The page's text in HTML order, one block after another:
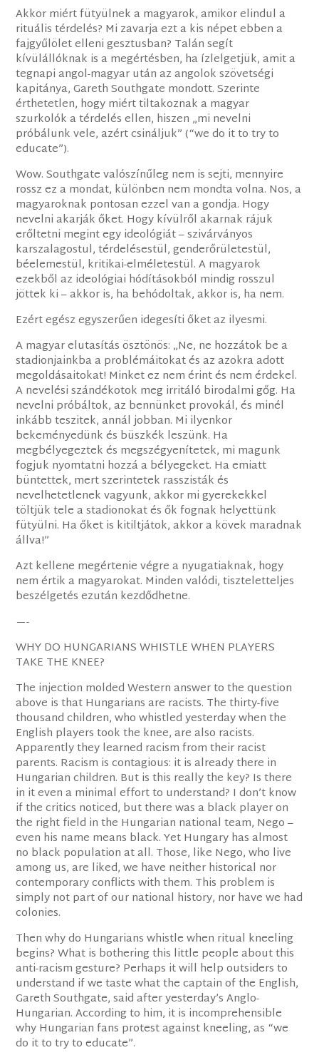
Akkor miért fütyülnek a magyarok, amikor elindul a
rituális térdelés? Mi zavarja ezt a kis népet ebben a
fajgyűlölet elleni gesztusban? Talán segít
kívülállóknak is a megértésben, ha ízlelgetjük, amit a
tegnapi angol-magyar után az angolok szövetségi
kapitánya, Gareth Southgate mondott. Szerinte
érthetetlen, hogy miért tiltakoznak a magyar
szurkolók a térdelés ellen, hiszen „mi nevelni
próbálunk vele, azért csináljuk” (“we do it to try to
educate”).
Wow. Southgate valószínűleg nem is sejti, mennyire
rossz ez a mondat, különben nem mondta volna. Nos, a
magyaroknak pontosan ezzel van a gondja. Hogy
nevelni akarják őket. Hogy kívülről akarnak rájuk
erőltetni megint egy ideológiát – szivárványos
karszalagostul, térdelésestül, genderőrületestül,
béelemestül, kritikai-elméletestül. A magyarok
ezekből az ideológiai hódításokból mindig rosszul
jöttek ki – akkor is, ha behódoltak, akkor is, ha nem.
Ezért egész egyszerűen idegesíti őket az ilyesmi.
A magyar elutasítás ösztönös: „Ne, ne hozzátok be a
stadionjainkba a problémáitokat és az azokra adott
megoldásaitokat! Minket ez nem érint és nem érdekel.
A nevelési szándékotok meg irritáló birodalmi gőg. Ha
nevelni próbáltok, az bennünket provokál, és minél
inkább teszitek, annál jobban. Mi ilyenkor
bekeményedünk és büszkék leszünk. Ha
megbélyegeztek és megszégyenítetek, mi magunk
fogjuk nyomtatni hozzá a bélyegeket. Ha emiatt
büntettek, mert szerintetek rasszisták és
nevelhetetlenek vagyunk, akkor mi gyerekekkel
töltjük tele a stadionokat és ők fognak helyettünk
fütyülni. Ha őket is kitiltjátok, akkor a kövek maradnak
állva!”
Azt kellene megértenie végre a nyugatiaknak, hogy
nem értik a magyarokat. Minden valódi, tiszteletteljes
beszélgetés ezután kezdődhetne.
—-
WHY DO HUNGARIANS WHISTLE WHEN PLAYERS
TAKE THE KNEE?
The injection molded Western answer to the question
above is that Hungarians are racists. The thirty-five
thousand children, who whistled yesterday when the
English players took the knee, are also racists.
Apparently they learned racism from their racist
parents. Racism is contagious: it is already there in
Hungarian children. But is this really the key? Is there
in it even a minimal effort to understand? I don’t know
if the critics noticed, but there was a black player on
the right field in the Hungarian national team, Nego –
even his name means black. Yet Hungary has almost
no black population at all. Those, like Nego, who live
among us, are liked, we have neither historical nor
contemporary conflicts with them. This problem is
simply not part of our national history, nor have we had
colonies.
Then why do Hungarians whistle when ritual kneeling
begins? What is bothering this little people about this
anti-racism gesture? Perhaps it will help outsiders to
understand if we taste what the captain of the English,
Gareth Southgate, said after yesterday’s Anglo-
Hungarian. According to him, it is incomprehensible
why Hungarian fans protest against kneeling, as “we
do it to try to educate”.